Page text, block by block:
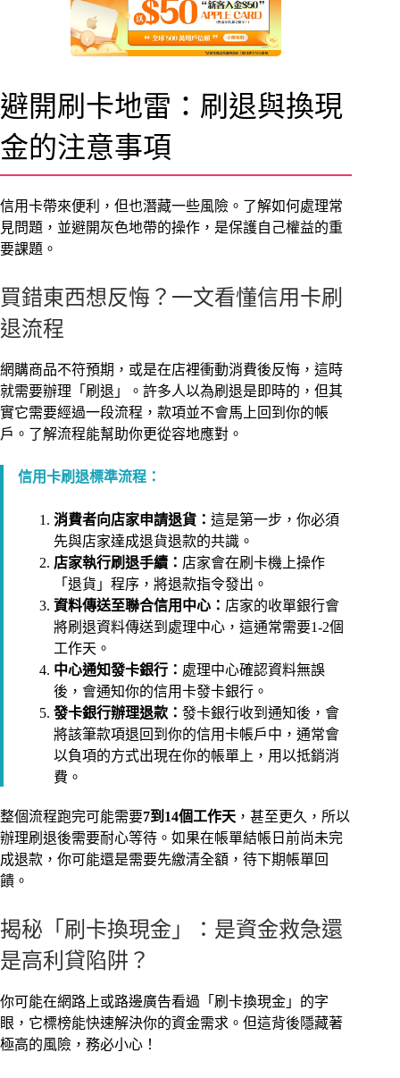
避開刷卡地雷：刷退與換現
金的注意事項
信用卡帶來便利，但也潛藏一些風險。了解如何處理常
見問題，並避開灰色地帶的操作，是保護自己權益的重
要課題。
買錯東西想反悔？一文看懂信用卡刷
退流程
網購商品不符預期，或是在店裡衝動消費後反悔，這時
就需要辦理「刷退」。許多人以為刷退是即時的，但其
實它需要經過一段流程，款項並不會馬上回到你的帳
戶。了解流程能幫助你更從容地應對。
信用卡刷退標準流程：
消費者向店家申請退貨： 這是第一步，你必須
先與店家達成退貨退款的共識。
店家執行刷退手續： 店家會在刷卡機上操作
「退貨」程序，將退款指令發出。
資料傳送至聯合信用中心： 店家的收單銀行會
將刷退資料傳送到處理中心，這通常需要1-2個
工作天。
中心通知發卡銀行： 處理中心確認資料無誤
後，會通知你的信用卡發卡銀行。
發卡銀行辦理退款： 發卡銀行收到通知後，會
將該筆款項退回到你的信用卡帳戶中，通常會
以負項的方式出現在你的帳單上，用以抵銷消
費。
整個流程跑完可能需要7到14個工作天 ，甚至更久，所以
辦理刷退後需要耐心等待。如果在帳單結帳日前尚未完
成退款，你可能還是需要先繳清全額，待下期帳單回
饋。
揭秘「刷卡換現金」：是資金救急還
是高利貸陷阱？
你可能在網路上或路邊廣告看過「刷卡換現金」的字
眼，它標榜能快速解決你的資金需求。但這背後隱藏著
極高的風險，務必小心！